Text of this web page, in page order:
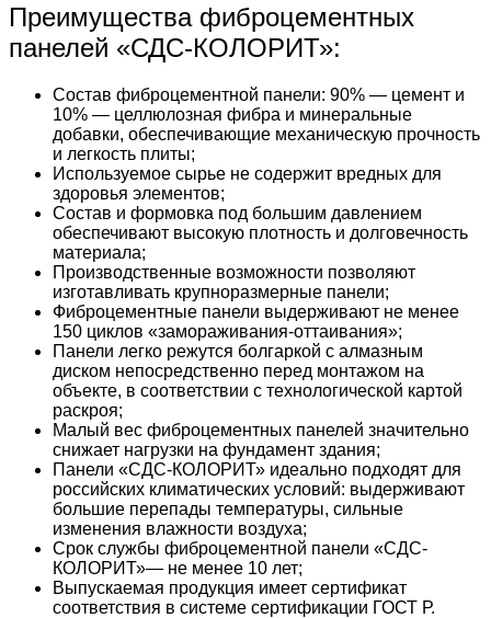
Преимущества фиброцементных
панелей «СДС-КОЛОРИТ»:
Состав фиброцементной панели: 90% — цемент и
10% — целлюлозная фибра и минеральные
добавки, обеспечивающие механическую прочность
и легкость плиты;
Используемое сырье не содержит вредных для
здоровья элементов;
Состав и формовка под большим давлением
обеспечивают высокую плотность и долговечность
материала;
Производственные возможности позволяют
изготавливать крупноразмерные панели;
Фиброцементные панели выдерживают не менее
150 циклов «замораживания-оттаивания»;
Панели легко режутся болгаркой с алмазным
диском непосредственно перед монтажом на
объекте, в соответствии с технологической картой
раскроя;
Малый вес фиброцементных панелей значительно
снижает нагрузки на фундамент здания;
Панели «СДС-КОЛОРИТ» идеально подходят для
российских климатических условий: выдерживают
большие перепады температуры, сильные
изменения влажности воздуха;
Срок службы фиброцементной панели «СДС-
КОЛОРИТ»— не менее 10 лет;
Выпускаемая продукция имеет сертификат
соответствия в системе сертификации ГОСТ Р.